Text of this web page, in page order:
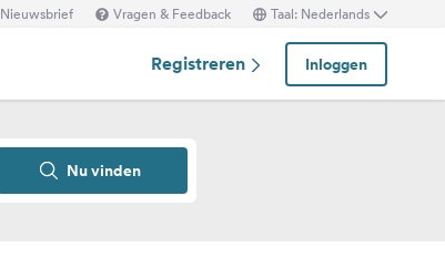
Nieuwsbrief Vragen & Feedback Taal: Nederlands
Registreren Inloggen
Nu vinden